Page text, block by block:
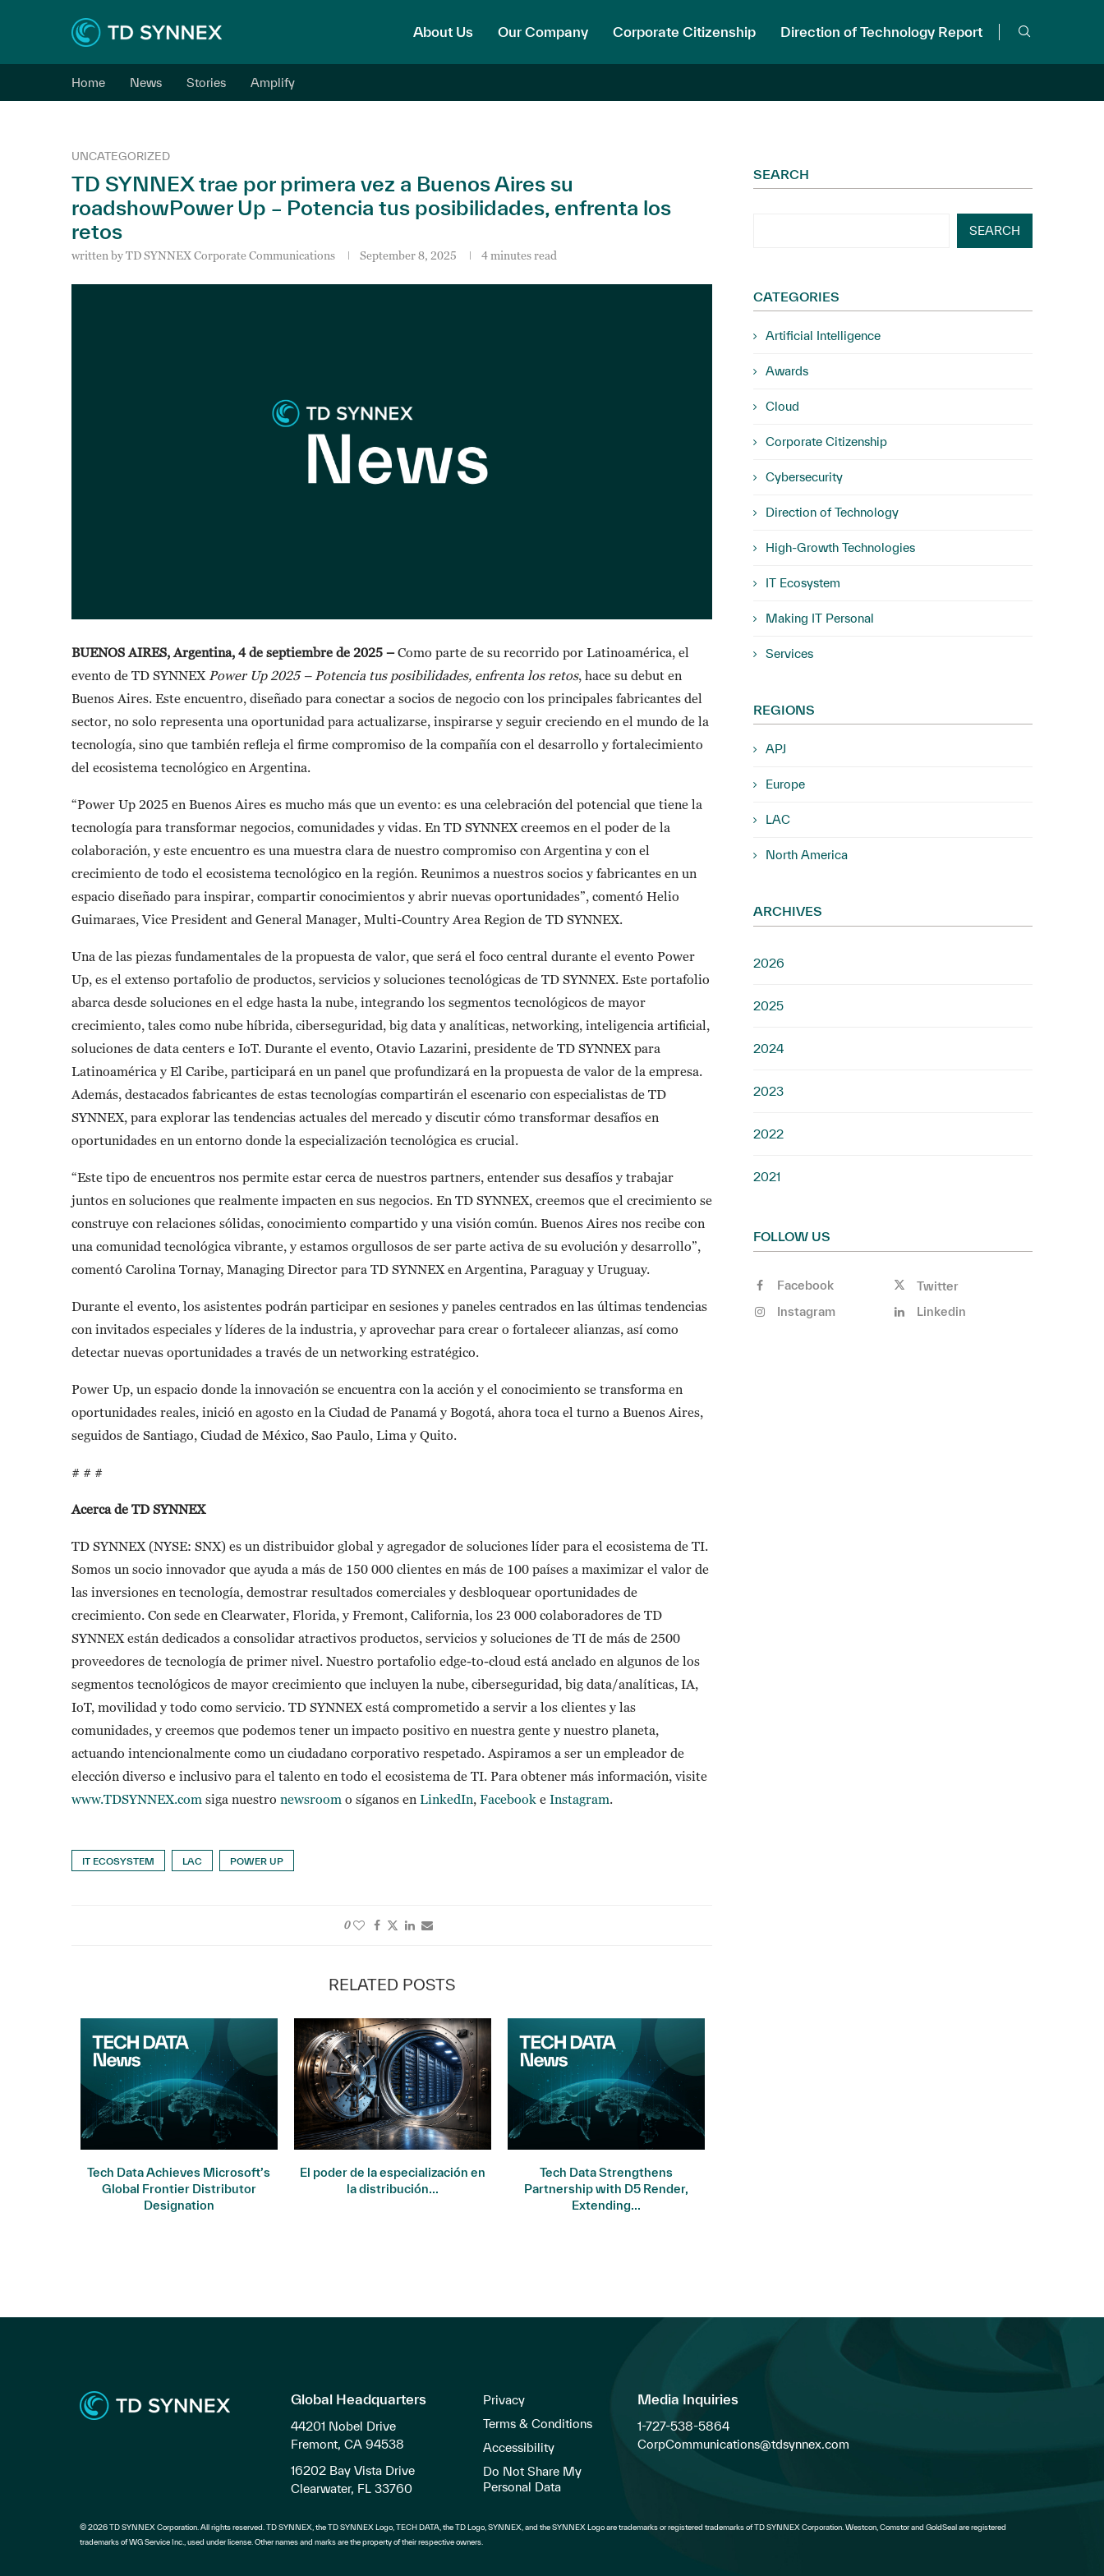
About Us Our Company Corporate Citizenship Direction of Technology Report
Home News Stories Amplify
UNCATEGORIZED
TD SYNNEX trae por primera vez a Buenos Aires su
roadshowPower Up – Potencia tus posibilidades, enfrenta los
retos
written byTD SYNNEX Corporate Communications September 8, 2025 4 minutes read
BUENOS AIRES, Argentina, 4 de septiembre de 2025 –Como parte de su recorrido por Latinoamérica, el
evento de TD SYNNEX Power Up 2025 – Potencia tus posibilidades, enfrenta los retos, hace su debut en
Buenos Aires. Este encuentro, diseñado para conectar a socios de negocio con los principales fabricantes del
sector, no solo representa una oportunidad para actualizarse, inspirarse y seguir creciendo en el mundo de la
tecnología, sino que también refleja el firme compromiso de la compañía con el desarrollo y fortalecimiento
del ecosistema tecnológico en Argentina.
“Power Up 2025 en Buenos Aires es mucho más que un evento: es una celebración del potencial que tiene la
tecnología para transformar negocios, comunidades y vidas. En TD SYNNEX creemos en el poder de la
colaboración, y este encuentro es una muestra clara de nuestro compromiso con Argentina y con el
crecimiento de todo el ecosistema tecnológico en la región. Reunimos a nuestros socios y fabricantes en un
espacio diseñado para inspirar, compartir conocimientos y abrir nuevas oportunidades”, comentó Helio
Guimaraes, Vice President and General Manager, Multi-Country Area Region de TD SYNNEX.
Una de las piezas fundamentales de la propuesta de valor, que será el foco central durante el evento Power
Up, es el extenso portafolio de productos, servicios y soluciones tecnológicas de TD SYNNEX. Este portafolio
abarca desde soluciones en el edge hasta la nube, integrando los segmentos tecnológicos de mayor
crecimiento, tales como nube híbrida, ciberseguridad, big data y analíticas, networking, inteligencia artificial,
soluciones de data centers e IoT. Durante el evento, Otavio Lazarini, presidente de TD SYNNEX para
Latinoamérica y El Caribe, participará en un panel que profundizará en la propuesta de valor de la empresa.
Además, destacados fabricantes de estas tecnologías compartirán el escenario con especialistas de TD
SYNNEX, para explorar las tendencias actuales del mercado y discutir cómo transformar desafíos en
oportunidades en un entorno donde la especialización tecnológica es crucial.
“Este tipo de encuentros nos permite estar cerca de nuestros partners, entender sus desafíos y trabajar
juntos en soluciones que realmente impacten en sus negocios. En TD SYNNEX, creemos que el crecimiento se
construye con relaciones sólidas, conocimiento compartido y una visión común. Buenos Aires nos recibe con
una comunidad tecnológica vibrante, y estamos orgullosos de ser parte activa de su evolución y desarrollo”,
comentó Carolina Tornay, Managing Director para TD SYNNEX en Argentina, Paraguay y Uruguay.
Durante el evento, los asistentes podrán participar en sesiones y paneles centrados en las últimas tendencias
con invitados especiales y líderes de la industria, y aprovechar para crear o fortalecer alianzas, así como
detectar nuevas oportunidades a través de un networking estratégico.
Power Up, un espacio donde la innovación se encuentra con la acción y el conocimiento se transforma en
oportunidades reales, inició en agosto en la Ciudad de Panamá y Bogotá, ahora toca el turno a Buenos Aires,
seguidos de Santiago, Ciudad de México, Sao Paulo, Lima y Quito.
# # #
Acerca de TD SYNNEX
TD SYNNEX (NYSE: SNX) es un distribuidor global y agregador de soluciones líder para el ecosistema de TI.
Somos un socio innovador que ayuda a más de 150 000 clientes en más de 100 países a maximizar el valor de
las inversiones en tecnología, demostrar resultados comerciales y desbloquear oportunidades de
crecimiento. Con sede en Clearwater, Florida, y Fremont, California, los 23 000 colaboradores de TD
SYNNEX están dedicados a consolidar atractivos productos, servicios y soluciones de TI de más de 2500
proveedores de tecnología de primer nivel. Nuestro portafolio edge-to-cloud está anclado en algunos de los
segmentos tecnológicos de mayor crecimiento que incluyen la nube, ciberseguridad, big data/analíticas, IA,
IoT, movilidad y todo como servicio. TD SYNNEX está comprometido a servir a los clientes y las
comunidades, y creemos que podemos tener un impacto positivo en nuestra gente y nuestro planeta,
actuando intencionalmente como un ciudadano corporativo respetado. Aspiramos a ser un empleador de
elección diverso e inclusivo para el talento en todo el ecosistema de TI. Para obtener más información, visite
www.TDSYNNEX.com siga nuestro newsroom o síganos en LinkedIn, Facebook e Instagram.
IT ECOSYSTEM LAC POWER UP
0
RELATED POSTS
Tech Data Achieves Microsoft’s
Global Frontier Distributor
Designation
El poder de la especialización en
la distribución...
Tech Data Strengthens
Partnership with D5 Render,
Extending...
SEARCH
SEARCH
CATEGORIES
Artificial Intelligence
Awards
Cloud
Corporate Citizenship
Cybersecurity
Direction of Technology
High-Growth Technologies
IT Ecosystem
Making IT Personal
Services
REGIONS
APJ
Europe
LAC
North America
ARCHIVES
2026
2025
2024
2023
2022
2021
FOLLOW US
Facebook
Twitter
Instagram
Linkedin
Global Headquarters
44201 Nobel Drive
Fremont, CA 94538
16202 Bay Vista Drive
Clearwater, FL 33760
Privacy
Terms & Conditions
Accessibility
Do Not Share My
Personal Data
Media Inquiries
1-727-538-5864
CorpCommunications@tdsynnex.com
© 2026 TD SYNNEX Corporation. All rights reserved. TD SYNNEX, the TD SYNNEX Logo, TECH DATA, the TD Logo, SYNNEX, and the SYNNEX Logo are trademarks or registered trademarks of TD SYNNEX Corporation. Westcon, Comstor and GoldSeal are registered
trademarks of WG Service Inc., used under license. Other names and marks are the property of their respective owners.